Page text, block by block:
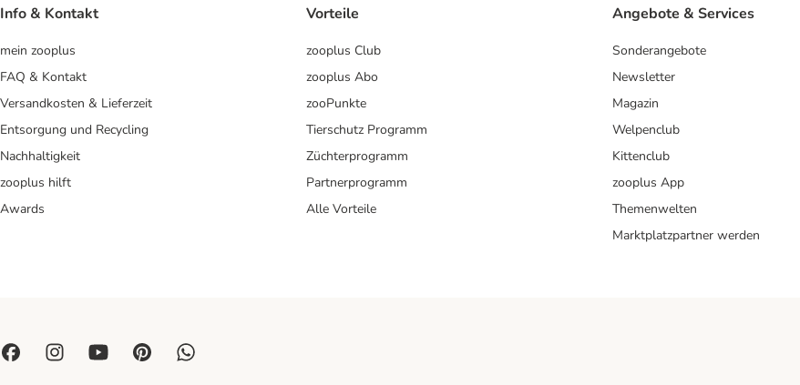
Info & Kontakt
mein zooplus
FAQ & Kontakt
Versandkosten & Lieferzeit
Entsorgung und Recycling
Nachhaltigkeit
zooplus hilft
Awards
Vorteile
zooplus Club
zooplus Abo
zooPunkte
Tierschutz Programm
Züchterprogramm
Partnerprogramm
Alle Vorteile
Angebote & Services
Sonderangebote
Newsletter
Magazin
Welpenclub
Kittenclub
zooplus App
Themenwelten
Marktplatzpartner werden